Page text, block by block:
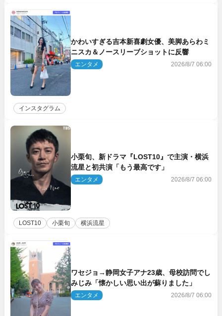
かわいすぎる吉本新喜劇女優、美脚あらわミ
ニスカ＆ノースリーブショットに反響
エンタメ 2026/8/7 06:00
インスタグラム
小栗旬、新ドラマ『LOST10』で主演・横浜
流星と初共演「もう最高です」
エンタメ 2026/8/7 06:00
LOST10 小栗旬 横浜流星
ワセジョ→静岡女子アナ23歳、母校訪問でし
みじみ「懐かしい思い出が蘇りました」
エンタメ 2026/8/7 06:00